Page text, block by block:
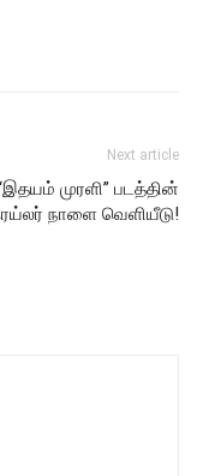
Next article
முரளி” படத்தின்
நாளை வெளியீடு!